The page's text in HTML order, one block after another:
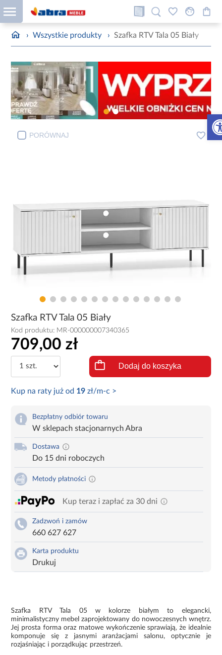
› Wszystkie produkty › Szafka RTV Tala 05 Biały
PORÓWNAJ
Szafka RTV Tala 05 Biały
Kod produktu: MR-000000007340365
709,00 zł
Dodaj do koszyka
Kup na raty już od 19 zł/m-c >
Bezpłatny odbiór towaru
W sklepach stacjonarnych Abra
Dostawa
Do 15 dni roboczych
Metody płatności
Kup teraz i zapłać za 30 dni
Zadzwoń i zamów
660 627 627
Karta produktu
Drukuj
Szafka RTV Tala 05 w kolorze białym to elegancki,
minimalistyczny mebel zaprojektowany do nowoczesnych wnętrz.
Jej prosta forma oraz matowe wykończenie sprawiają, że idealnie
komponuje się z jasnymi aranżacjami salonu, optycznie je
rozjaśniając i porządkując przestrzeń.